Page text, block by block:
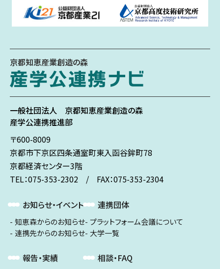
京都知恵産業創造の森
一般社団法人 京都知恵産業創造の森
産学公連携推進部
〒600-8009
京都市下京区四条通室町東入函谷鉾町78
京都経済センター3階
TEL：075-353-2302 / FAX：075-353-2304
お知らせ・イベント
知恵森からのお知らせ
連携先からのお知らせ
報告・実績
連携団体
プラットフォーム会議について
大学一覧
相談・FAQ